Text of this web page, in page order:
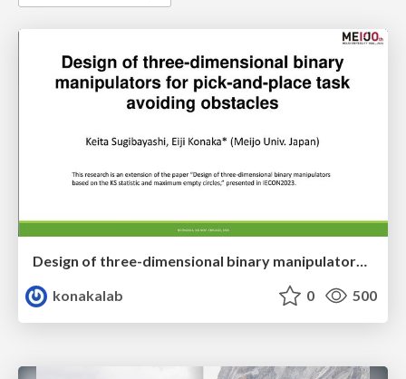
Design of three-dimensional binary manipulators for pick-and-place task avoiding obstacles (IECON2024)
konakalab
0 500